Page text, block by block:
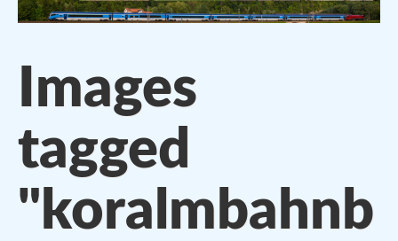
Images
tagged
"koralmbahnb